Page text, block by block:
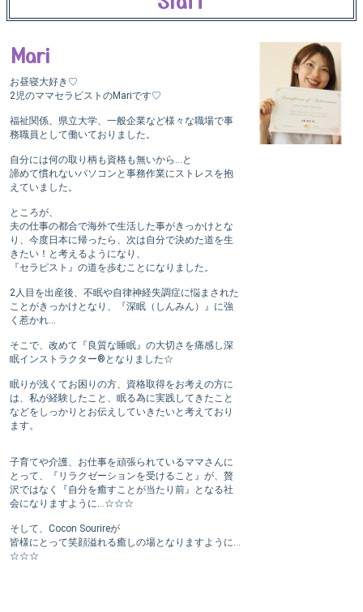
Mari
お昼寝大好き♡
2児のママセラピストのMariです♡
福祉関係、県立大学、一般企業など様々な職場で事
務職員として働いておりました。
自分には何の取り柄も資格も無いから…と
諦めて慣れないパソコンと事務作業にストレスを抱
えていました。
ところが、
夫の仕事の都合で海外で生活した事がきっかけとな
り、今度日本に帰ったら、次は自分で決めた道を生
きたい！と考えるようになり、
『セラピスト』の道を歩むことになりました。
2人目を出産後、不眠や自律神経失調症に悩まされた
ことがきっかけとなり、『深眠（しんみん）』に強
く惹かれ…
そこで、改めて『良質な睡眠』の大切さを痛感し深
眠インストラクター®︎となりました☆
眠りが浅くてお困りの方、資格取得をお考えの方に
は、私が経験したこと、眠る為に実践してきたこと
などをしっかりとお伝えしていきたいと考えており
ます。
子育てや介護、お仕事を頑張られているママさんに
とって、『リラクゼーションを受けること』が、贅
沢ではなく『自分を癒すことが当たり前』となる社
会になりますように…☆☆☆
そして、Cocon Sourireが
皆様にとって笑顔溢れる癒しの場となりますように…
☆☆☆